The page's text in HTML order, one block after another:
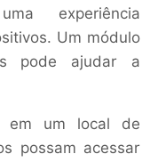
experiência
Um módulo
pode ajudar a
em um local de
possam acessar